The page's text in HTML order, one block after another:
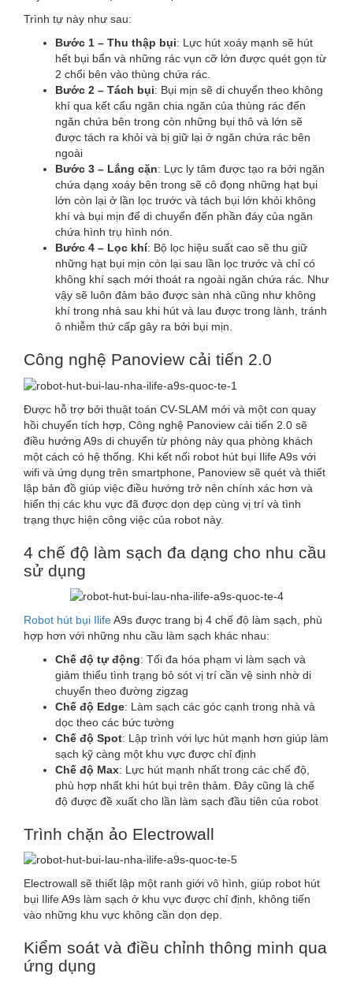
Trình tự này như sau:
Bước 1 – Thu thập bụi: Lực hút xoáy mạnh sẽ hút
hết bụi bẩn và những rác vụn cỡ lớn được quét gọn từ
2 chổi bên vào thùng chứa rác.
Bước 2 – Tách bụi: Bụi mịn sẽ di chuyển theo không
khí qua kết cấu ngăn chia ngăn của thùng rác đến
ngăn chứa bên trong còn những bụi thô và lớn sẽ
được tách ra khỏi và bị giữ lại ở ngăn chứa rác bên
ngoài
Bước 3 – Lắng cặn: Lực ly tâm được tạo ra bởi ngăn
chứa dạng xoáy bên trong sẽ cô đọng những hạt bụi
lớn còn lại ở lần lọc trước và tách bụi lớn khỏi không
khí và bụi mịn để di chuyển đến phần đáy của ngăn
chứa hình trụ hình nón.
Bước 4 – Lọc khí: Bộ lọc hiệu suất cao sẽ thu giữ
những hạt bụi mịn còn lại sau lần lọc trước và chỉ có
không khí sạch mới thoát ra ngoài ngăn chứa rác. Như
vậy sẽ luôn đảm bảo được sàn nhà cũng như không
khí trong nhà sau khi hút và lau được trong lành, tránh
ô nhiễm thứ cấp gây ra bởi bụi mịn.
Công nghệ Panoview cải tiến 2.0
Được hỗ trợ bởi thuật toán CV-SLAM mới và một con quay
hồi chuyển tích hợp, Công nghệ Panoview cải tiến 2.0 sẽ
điều hướng A9s di chuyển từ phòng này qua phòng khách
một cách có hệ thống. Khi kết nối robot hút bụi Ilife A9s với
wifi và ứng dụng trên smartphone, Panoview sẽ quét và thiết
lập bản đồ giúp việc điều hướng trở nên chính xác hơn và
hiển thị các khu vực đã được dọn dẹp cùng vị trí và tình
trạng thực hiện công việc của robot này.
4 chế độ làm sạch đa dạng cho nhu cầu
sử dụng
Robot hút bụi IlifeA9s được trang bị 4 chế độ làm sạch, phù
hợp hơn với những nhu cầu làm sạch khác nhau:
Chế độ tự động: Tối đa hóa phạm vi làm sạch và
giảm thiểu tình trạng bỏ sót vị trí cần vệ sinh nhờ di
chuyển theo đường zigzag
Chế độ Edge: Làm sạch các góc cạnh trong nhà và
dọc theo các bức tường
Chế độ Spot: Lập trình với lực hút mạnh hơn giúp làm
sạch kỹ càng một khu vực được chỉ định
Chế độ Max: Lực hút mạnh nhất trong các chế độ,
phù hợp nhất khi hút bụi trên thảm. Đây cũng là chế
độ được đề xuất cho lần làm sạch đầu tiên của robot
Trình chặn ảo Electrowall
Electrowall sẽ thiết lập một ranh giới vô hình, giúp robot hút
bụi Ilife A9s làm sạch ở khu vực được chỉ định, không tiến
vào những khu vực không cần dọn dẹp.
Kiểm soát và điều chỉnh thông minh qua
ứng dụng